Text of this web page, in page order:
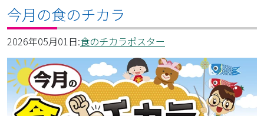
今月の食のチカラ
2026年05月01日:食のチカラポスター